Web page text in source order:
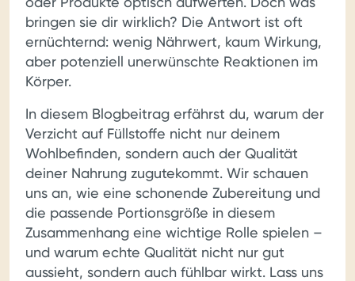
bringen sie dir wirklich? Die Antwort ist oft
ernüchternd: wenig Nährwert, kaum Wirkung,
aber potenziell unerwünschte Reaktionen im
Körper.
In diesem Blogbeitrag erfährst du, warum der
Verzicht auf Füllstoffe nicht nur deinem
Wohlbefinden, sondern auch der Qualität
deiner Nahrung zugutekommt. Wir schauen
uns an, wie eine schonende Zubereitung und
die passende Portionsgröße in diesem
Zusammenhang eine wichtige Rolle spielen –
und warum echte Qualität nicht nur gut
aussieht, sondern auch fühlbar wirkt. Lass uns